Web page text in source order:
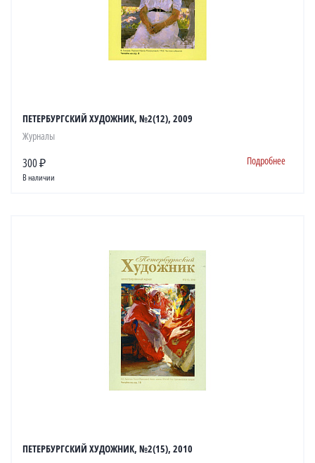
ПЕТЕРБУРГСКИЙ ХУДОЖНИК, №2(12), 2009
Журналы
300 ₽ Подробнее
В наличии
ПЕТЕРБУРГСКИЙ ХУДОЖНИК, №2(15), 2010